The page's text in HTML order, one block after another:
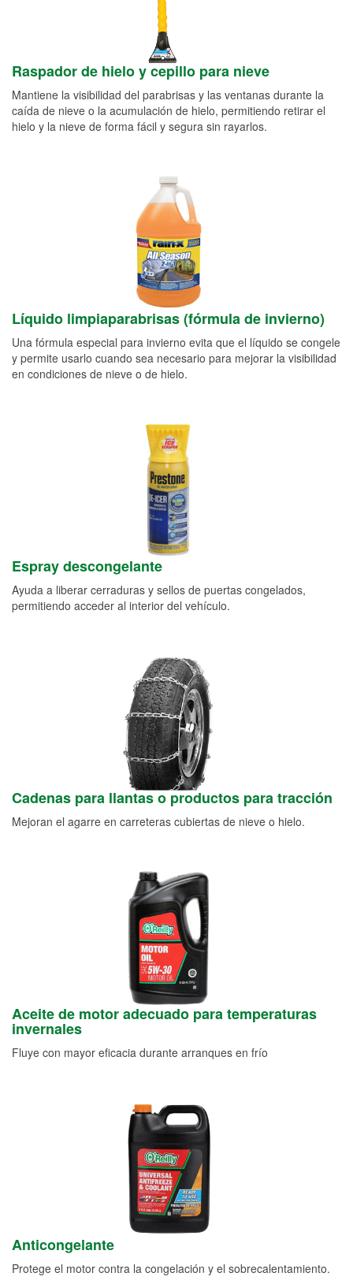
Raspador de hielo y cepillo para nieve
Mantiene la visibilidad del parabrisas y las ventanas durante la
caída de nieve o la acumulación de hielo, permitiendo retirar el
hielo y la nieve de forma fácil y segura sin rayarlos.
Líquido limpiaparabrisas (fórmula de invierno)
Una fórmula especial para invierno evita que el líquido se congele
y permite usarlo cuando sea necesario para mejorar la visibilidad
en condiciones de nieve o de hielo.
Espray descongelante
Ayuda a liberar cerraduras y sellos de puertas congelados,
permitiendo acceder al interior del vehículo.
Cadenas para llantas o productos para tracción
Mejoran el agarre en carreteras cubiertas de nieve o hielo.
Aceite de motor adecuado para temperaturas
invernales
Fluye con mayor eficacia durante arranques en frío
Anticongelante
Protege el motor contra la congelación y el sobrecalentamiento.